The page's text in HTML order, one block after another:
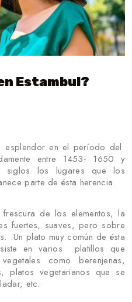
Estambul?
esplendor en el período del
entre 1453- 1650 y
siglos los lugares que los
parte de ésta herencia.
de los elementos, la
fuertes, suaves, pero sobre
Un plato muy común de ésta
en varios platillos que
como berenjenas,
platos vegetarianos que se
etc.